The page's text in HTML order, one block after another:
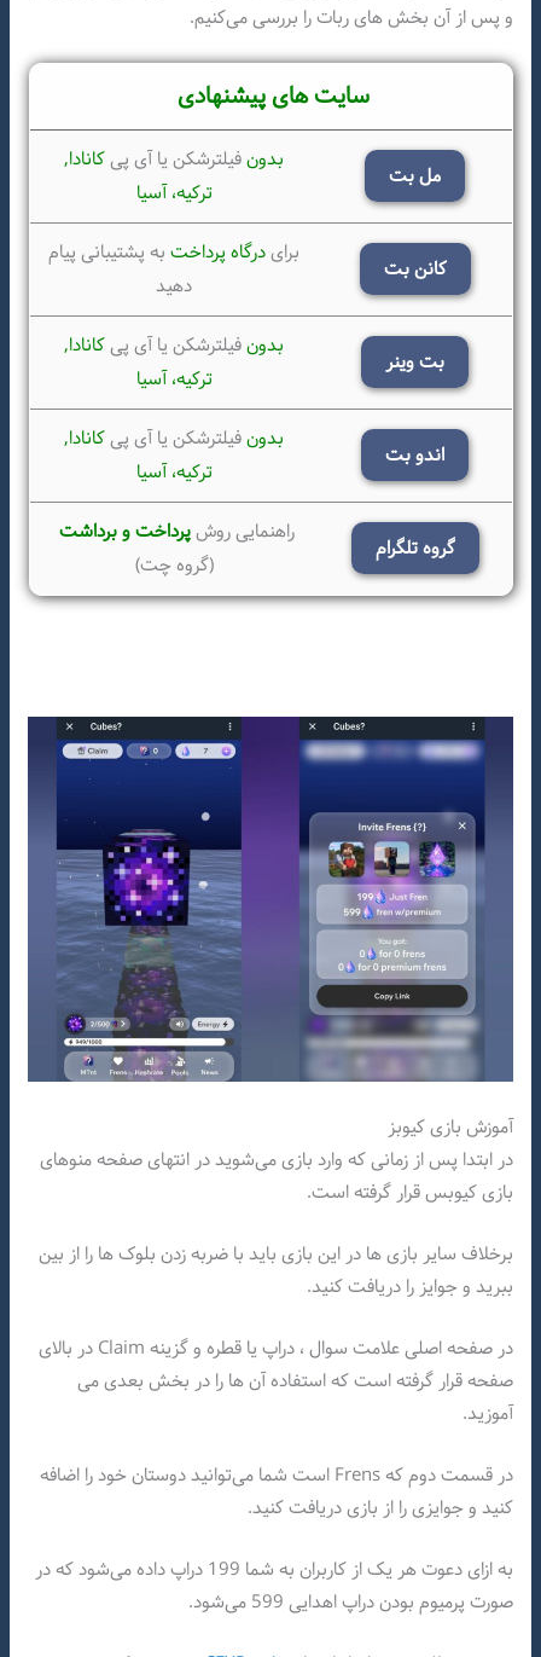
و پس از آن بخش های ربات را بررسی می‌کنیم.
سایت های پیشنهادی
مل بت
بدونفیلترشکن یا آی پیکانادا,
ترکیه، آسیا
کانن بت
برایدرگاه پرداختبه پشتیبانی پیام
دهید
بت وینر
بدونفیلترشکن یا آی پیکانادا,
ترکیه، آسیا
اندو بت
بدونفیلترشکن یا آی پیکانادا,
ترکیه، آسیا
گروه تلگرام
راهنمایی روشپرداخت و برداشت
(گروه چت)
آموزش بازی کیوبز
در ابتدا پس از زمانی که وارد بازی می‌شوید در انتهای صفحه منوهای
بازی کیوبس قرار گرفته است.
برخلاف سایر بازی ها در این بازی باید با ضربه زدن بلوک ها را از بین
ببرید و جوایز را دریافت کنید.
در صفحه اصلی علامت سوال ، دراپ یا قطره و گزینه Claim در بالای
صفحه قرار گرفته است که استفاده آن ها را در بخش بعدی می
آموزید.
در قسمت دوم که Frens است شما می‌توانید دوستان خود را اضافه
کنید و جوایزی را از بازی دریافت کنید.
به ازای دعوت هر یک از کاربران به شما 199 دراپ داده می‌شود که در
صورت پرمیوم بودن دراپ اهدایی 599 می‌شود.